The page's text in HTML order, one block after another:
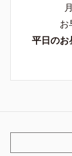
お
平日のお